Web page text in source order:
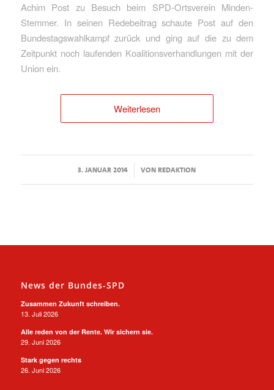
Achim Post zu Besuch beim SPD-Ortsverein Minden-
Stemmer. In seinen Redebeitrag schaute Post auf den
Bundestagswahlkampf zurück und ging auf die zu dem
Zeitpunkt noch laufenden Koalitionsverhandlungen mit der
Union ein.
Weiterlesen
3. JANUAR 2014
/ VONREDAKTION
News der Bundes-SPD
Zusammen Zukunft schreiben.
13. Juli 2026
Alle reden von der Rente. Wir sichern sie.
29. Juni 2026
Stark gegen rechts
26. Juni 2026